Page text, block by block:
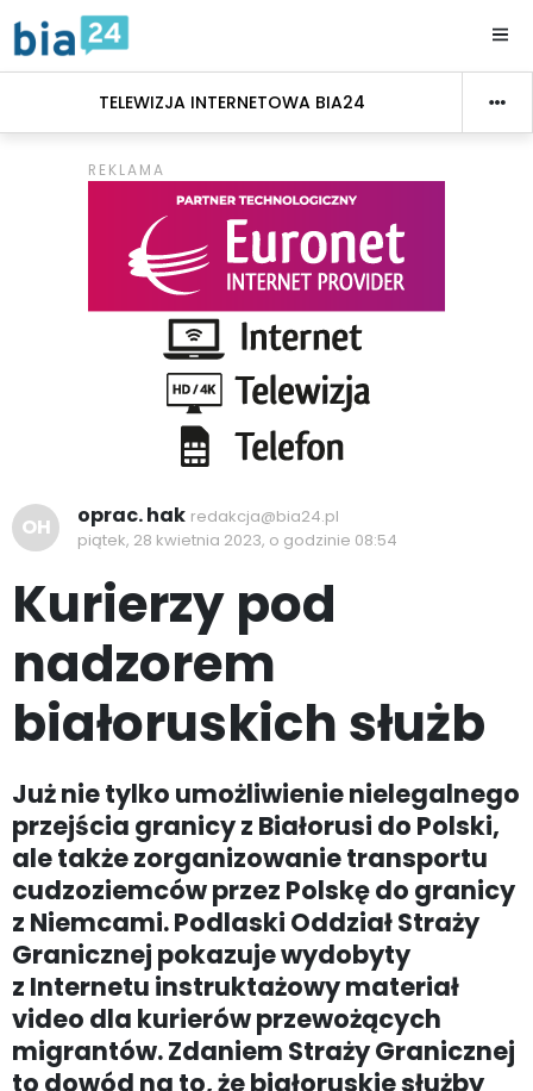
TELEWIZJA INTERNETOWA BIA24
OH oprac. hak redakcja@bia24.pl
piątek, 28 kwietnia 2023, o godzinie 08:54
Kurierzy pod
nadzorem
białoruskich służb
Już nie tylko umożliwienie nielegalnego
przejścia granicy z Białorusi do Polski,
ale także zorganizowanie transportu
cudzoziemców przez Polskę do granicy
z Niemcami. Podlaski Oddział Straży
Granicznej pokazuje wydobyty
z Internetu instruktażowy materiał
video dla kurierów przewożących
migrantów. Zdaniem Straży Granicznej
to dowód na to, że białoruskie służby